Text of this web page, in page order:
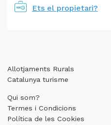
Ets el propietari?
Allotjaments Rurals
Catalunya turisme
Qui som?
Termes i Condicions
Política de les Cookies